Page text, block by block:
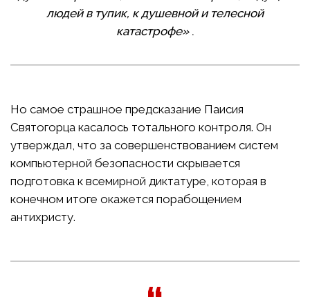
людей в тупик, к душевной и телесной
катастрофе».
Но самое страшное предсказание Паисия
Святогорца касалось тотального контроля. Он
утверждал, что за совершенствованием систем
компьютерной безопасности скрывается
подготовка к всемирной диктатуре, которая в
конечном итоге окажется порабощением
антихристу.